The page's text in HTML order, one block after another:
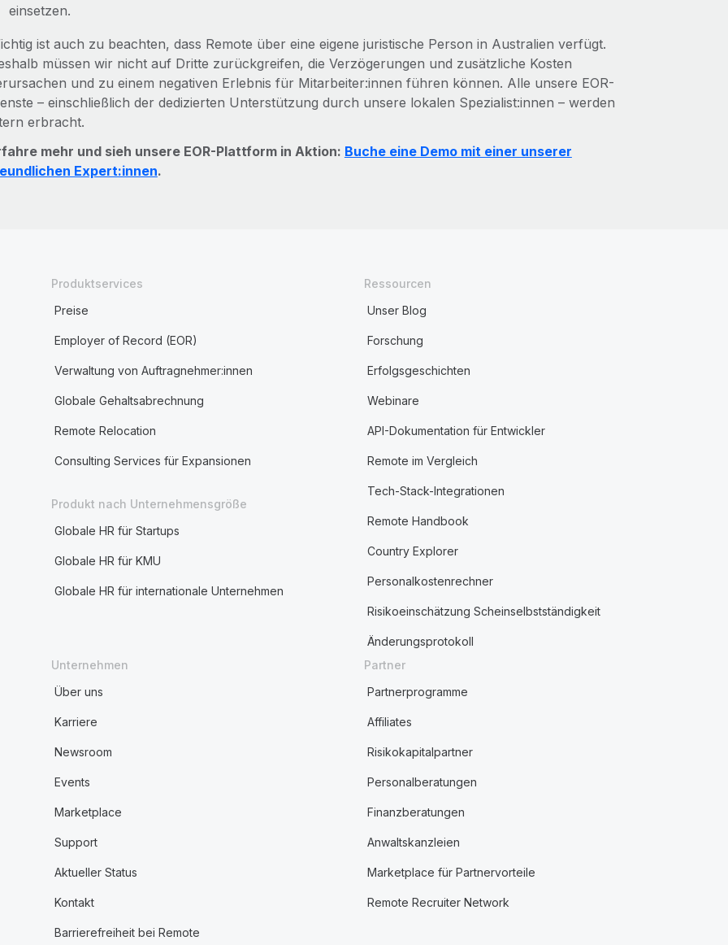
einsetzen.
ist auch zu beachten, dass Remote über eine eigene juristische Person in Australien verfügt.
müssen wir nicht auf Dritte zurückgreifen, die Verzögerungen und zusätzliche Kosten
und zu einem negativen Erlebnis für Mitarbeiter:innen führen können. Alle unsere EOR-
– einschließlich der dedizierten Unterstützung durch unsere lokalen Spezialist:innen – werden
erbracht.
mehr und sieh unsere EOR-Plattform in Aktion: Buche eine Demo mit einer unserer
Expert:innen.
Produktservices
Preise
Employer of Record (EOR)
Verwaltung von Auftragnehmer:innen
Globale Gehaltsabrechnung
Remote Relocation
Consulting Services für Expansionen
Produkt nach Unternehmensgröße
Globale HR für Startups
Globale HR für KMU
Globale HR für internationale Unternehmen
Ressourcen
Unser Blog
Forschung
Erfolgsgeschichten
Webinare
API-Dokumentation für Entwickler
Remote im Vergleich
Tech-Stack-Integrationen
Remote Handbook
Country Explorer
Personalkostenrechner
Risikoeinschätzung Scheinselbstständigkeit
Änderungsprotokoll
Unternehmen
Über uns
Karriere
Newsroom
Events
Marketplace
Support
Aktueller Status
Kontakt
Barrierefreiheit bei Remote
Partner
Partnerprogramme
Affiliates
Risikokapitalpartner
Personalberatungen
Finanzberatungen
Anwaltskanzleien
Marketplace für Partnervorteile
Remote Recruiter Network